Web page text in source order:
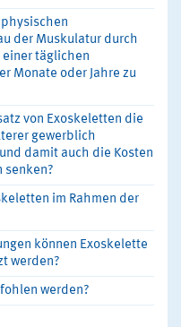
der Muskulatur durch
täglichen
Monate oder Jahre zu
von Exoskeletten die
gewerblich
damit auch die Kosten
senken?
im Rahmen der
können Exoskelette
werden?
werden?